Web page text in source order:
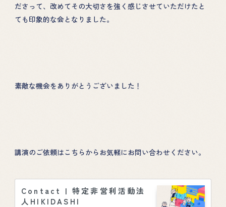
ださって、改めてその大切さを強く感じさせていただけたと
ても印象的な会となりました。
素敵な機会をありがとうございました！
講演のご依頼はこちらからお気軽にお問い合わせください。
Contact | 特定非営利活動法
人HIKIDASHI